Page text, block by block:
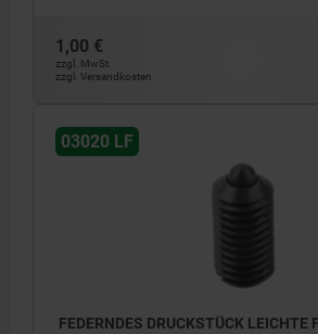
1,00 €
zzgl. MwSt.
zzgl. Versandkosten
03020 LF
FEDERNDES DRUCKSTÜCK LEICHTE